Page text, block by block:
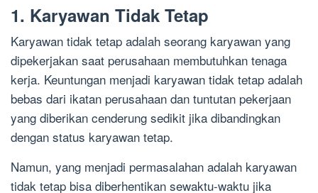
1. Karyawan Tidak Tetap
Karyawan tidak tetap adalah seorang karyawan yang
dipekerjakan saat perusahaan membutuhkan tenaga
kerja. Keuntungan menjadi karyawan tidak tetap adalah
bebas dari ikatan perusahaan dan tuntutan pekerjaan
yang diberikan cenderung sedikit jika dibandingkan
dengan status karyawan tetap.
Namun, yang menjadi permasalahan adalah karyawan
tidak tetap bisa diberhentikan sewaktu-waktu jika